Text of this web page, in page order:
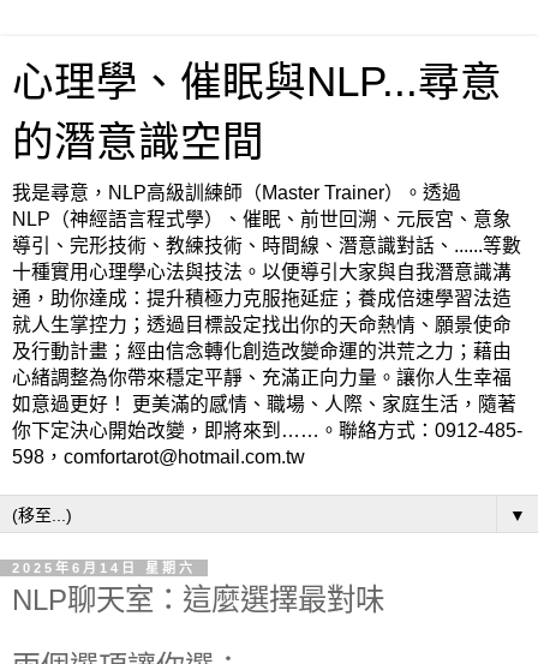
心理學、催眠與NLP...尋意
的潛意識空間
我是尋意，NLP高級訓練師（Master Trainer）。透過
NLP（神經語言程式學）、催眠、前世回溯、元辰宮、意象
導引、完形技術、教練技術、時間線、潛意識對話、......等數
十種實用心理學心法與技法。以便導引大家與自我潛意識溝
通，助你達成：提升積極力克服拖延症；養成倍速學習法造
就人生掌控力；透過目標設定找出你的天命熱情、願景使命
及行動計畫；經由信念轉化創造改變命運的洪荒之力；藉由
心緒調整為你帶來穩定平靜、充滿正向力量。讓你人生幸福
如意過更好！ 更美滿的感情、職場、人際、家庭生活，隨著
你下定決心開始改變，即將來到……。聯絡方式：0912-485-
598，comfortarot@hotmail.com.tw
▼
2025年6月14日 星期六
NLP聊天室：這麼選擇最對味